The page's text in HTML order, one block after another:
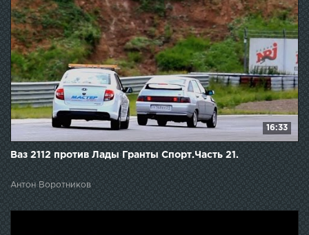
16:33
Ваз 2112 против Лады Гранты Спорт.Часть 21.
Антон Воротников